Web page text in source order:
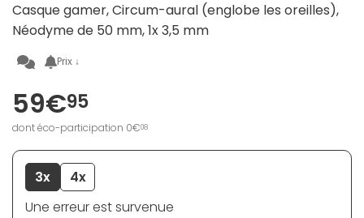
Casque gamer, Circum-aural (englobe les oreilles),
Néodyme de 50 mm, 1x 3,5 mm
Prix ↓
59€95
dont éco-participation 0€08
3x
4x
Une erreur est survenue